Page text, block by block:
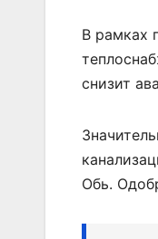
В рамках
снизит
Обь.